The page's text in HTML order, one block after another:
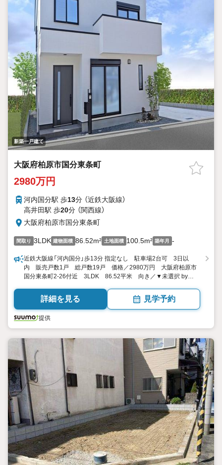
新築一戸建て
大阪府柏原市国分東条町
2980万円
河内国分駅 歩13分 （近鉄大阪線）
高井田駅 歩20分 （関西線）
大阪府柏原市国分東条町
間取り 3LDK 建物面積 86.52m² 土地面積 100.5m² 築年月 -
近鉄大阪線「河内国分」歩13分 指定なし 駐車場2台可 3日以
内 販売戸数1戸 総戸数19戸 価格／2980万円 大阪府柏原市
国分東条町2-26付近 3LDK 86.52平米 向き／▼未選択 by
詳細を見る 見学予約
提供